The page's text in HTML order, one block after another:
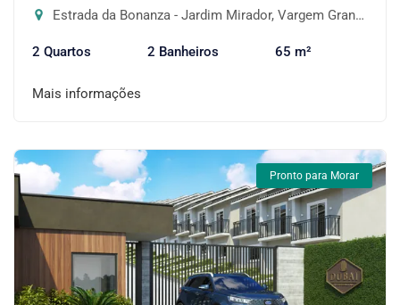
Estrada da Bonanza - Jardim Mirador, Vargem Grande Paulista-SP
2 Quartos 2 Banheiros 65 m²
Mais informações
Pronto para Morar